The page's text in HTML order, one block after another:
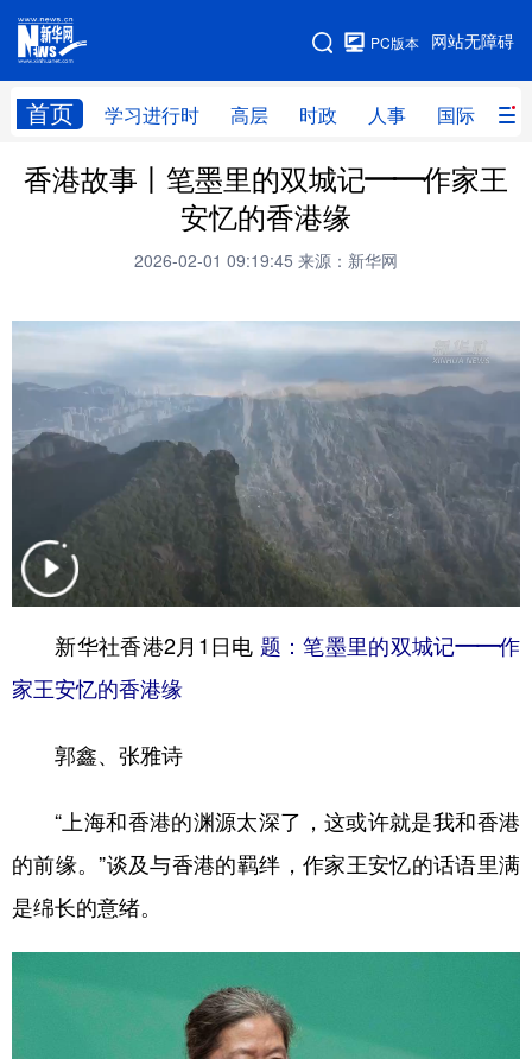
网站无障碍
PC版本
首页 学习进行时 高层 时政 人事 国际 财
网站地图
学习进行时 高层 时政 人事
财经 网评
科技 量子
文化 书画 健康
访谈 图片
金融 汽车
人居 信息化 数字经济
学术中国 乡村振兴 银龄
彩票
地方频道
北京
安徽
香港故事丨笔墨里的双城记——作家王
安忆的香港缘
2026-02-01 09:19:45 来源：新华网
新华社香港2月1日电 题：笔墨里的双城记——作
家王安忆的香港缘
郭鑫、张雅诗
“上海和香港的渊源太深了，这或许就是我和香港
的前缘。”谈及与香港的羁绊，作家王安忆的话语里满
是绵长的意绪。